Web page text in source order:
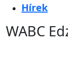
Hírek
WABC